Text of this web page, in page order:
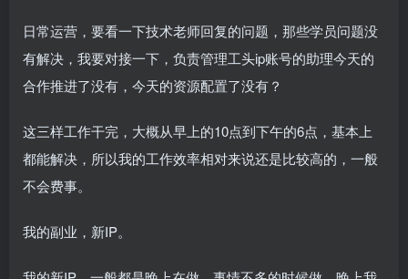
日常运营，要看一下技术老师回复的问题，那些学员问题没
有解决，我要对接一下，负责管理工头ip账号的助理今天的
合作推进了没有，今天的资源配置了没有？
这三样工作干完，大概从早上的10点到下午的6点，基本上
都能解决，所以我的工作效率相对来说还是比较高的，一般
不会费事。
我的副业，新IP。